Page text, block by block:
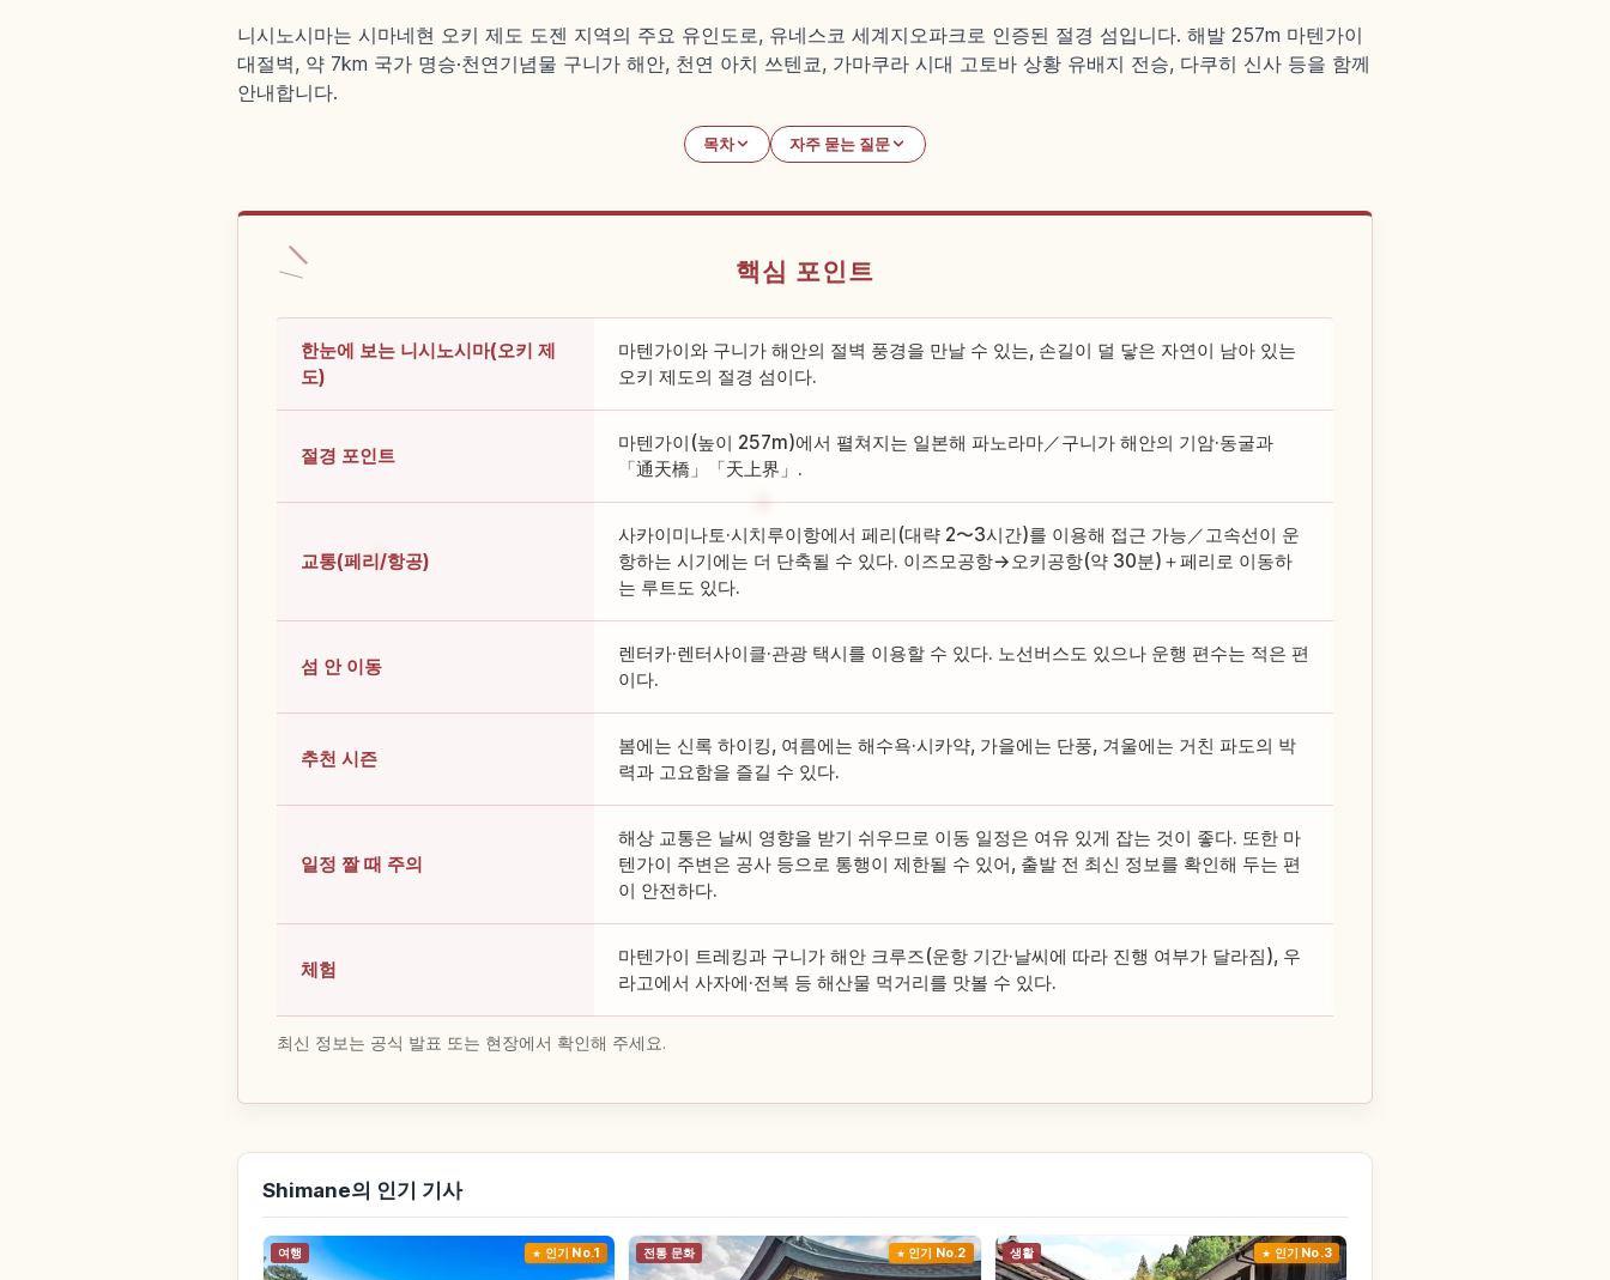
니시노시마는 시마네현 오키 제도 도젠 지역의 주요 유인도로, 유네스코 세계지오파크로 인증된 절경 섬입니다. 해발 257m 마텐가이
대절벽, 약 7km 국가 명승·천연기념물 구니가 해안, 천연 아치 쓰텐쿄, 가마쿠라 시대 고토바 상황 유배지 전승, 다쿠히 신사 등을 함께
안내합니다.
목차 자주 묻는 질문
핵심 포인트
한눈에 보는 니시노시마(오키 제
도)
마텐가이와 구니가 해안의 절벽 풍경을 만날 수 있는, 손길이 덜 닿은 자연이 남아 있는
오키 제도의 절경 섬이다.
절경 포인트
마텐가이(높이 257m)에서 펼쳐지는 일본해 파노라마／구니가 해안의 기암·동굴과
「通天橋」「天上界」.
교통(페리/항공)
사카이미나토·시치루이항에서 페리(대략 2〜3시간)를 이용해 접근 가능／고속선이 운
항하는 시기에는 더 단축될 수 있다. 이즈모공항→오키공항(약 30분)＋페리로 이동하
는 루트도 있다.
섬 안 이동
렌터카·렌터사이클·관광 택시를 이용할 수 있다. 노선버스도 있으나 운행 편수는 적은 편
이다.
추천 시즌
봄에는 신록 하이킹, 여름에는 해수욕·시카약, 가을에는 단풍, 겨울에는 거친 파도의 박
력과 고요함을 즐길 수 있다.
일정 짤 때 주의
해상 교통은 날씨 영향을 받기 쉬우므로 이동 일정은 여유 있게 잡는 것이 좋다. 또한 마
텐가이 주변은 공사 등으로 통행이 제한될 수 있어, 출발 전 최신 정보를 확인해 두는 편
이 안전하다.
체험
마텐가이 트레킹과 구니가 해안 크루즈(운항 기간·날씨에 따라 진행 여부가 달라짐), 우
라고에서 사자에·전복 등 해산물 먹거리를 맛볼 수 있다.
최신 정보는 공식 발표 또는 현장에서 확인해 주세요.
Shimane의 인기 기사
여행 인기 No.1 전통 문화 인기 No.2 생활 인기 No.3